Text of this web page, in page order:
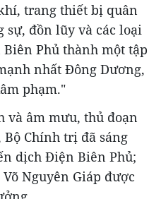
trang thiết bị quân
sự, đồn lũy và các loại
Phủ thành một tập
nhất Đông Dương,
phạm."
âm mưu, thủ đoạn
Bộ Chính trị đã sáng
dịch Điện Biên Phủ;
Nguyên Giáp được